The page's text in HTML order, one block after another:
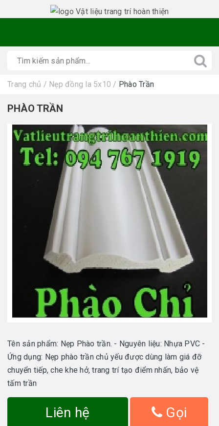
Trang chủ / Nẹp đồng la 5x10 / Phào Trần
PHÀO TRẦN
Tên sản phẩm: Nẹp Phào trần. - Nguyên liệu: Nhựa PVC -
Ứng dụng: Nẹp phào trần chủ yếu được dùng làm giá đỡ
chuyển tiếp, che khe hở, trang trí tạo điểm nhấn, bảo vệ
tấm trần
Liên hệ Gọi